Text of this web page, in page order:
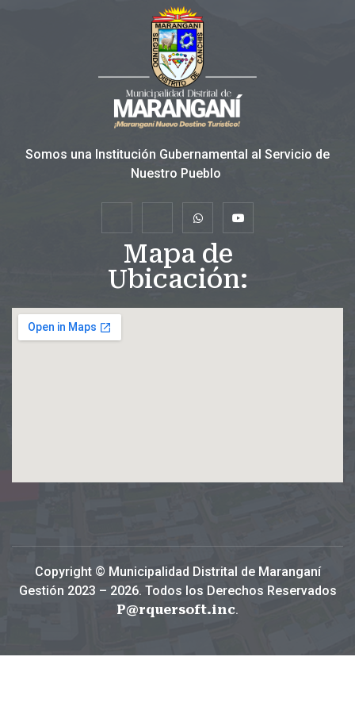
Somos una Institución Gubernamental al Servicio de
Nuestro Pueblo
Mapa de
Ubicación:
Copyright © Municipalidad Distrital de Maranganí
Gestión 2023 – 2026. Todos los Derechos Reservados
P@rquersoft.inc.